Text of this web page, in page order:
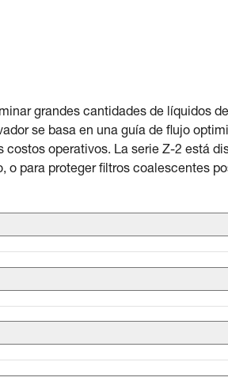
grandes cantidades de líquidos
se basa en una guía de flujo
operativos. La serie Z-2 está
para proteger filtros coalescentes